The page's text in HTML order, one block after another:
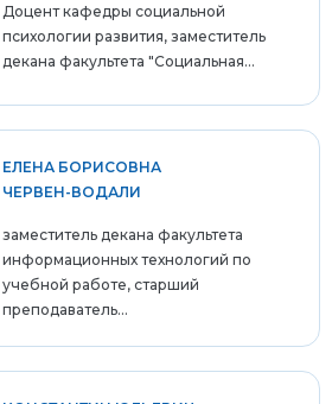
Доцент кафедры социальной
психологии развития, заместитель
декана факультета "Социальная...
ЕЛЕНА БОРИСОВНА
ЧЕРВЕН-ВОДАЛИ
заместитель декана факультета
информационных технологий по
учебной работе, старший
преподаватель...